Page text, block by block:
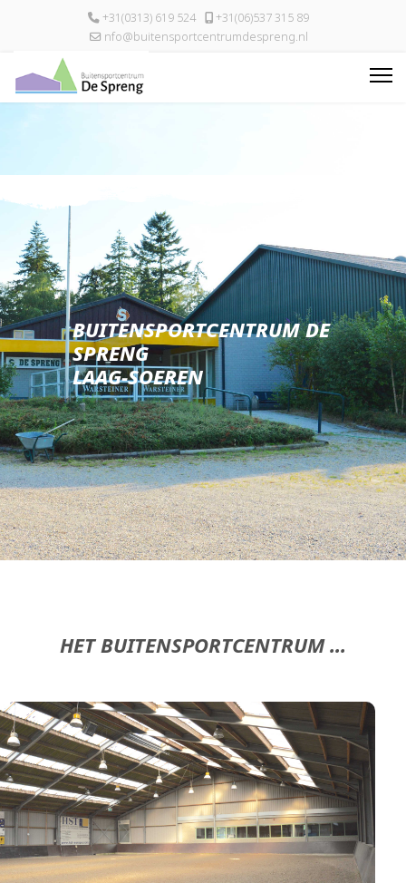
+31(0313) 619 524
+31(06)537 315 89
nfo@buitensportcentrumdespreng.nl
BUITENSPORTCENTRUM DE
SPRENG
LAAG-SOEREN
HET BUITENSPORTCENTRUM ...